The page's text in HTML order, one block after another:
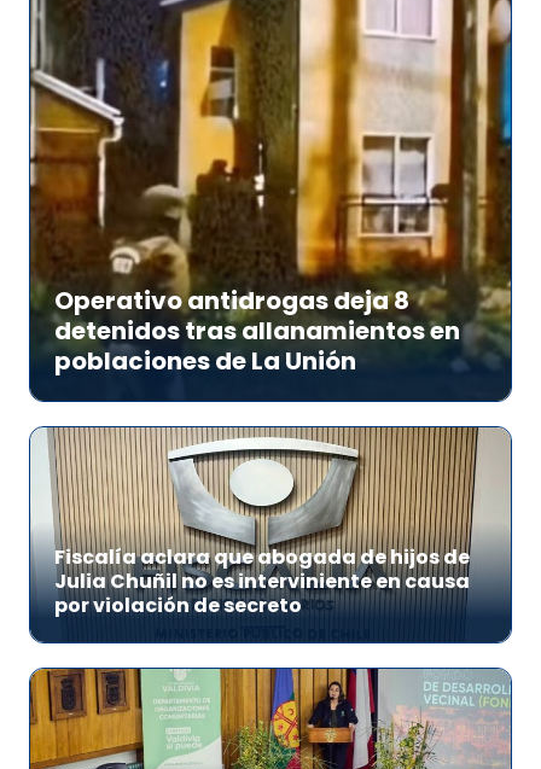
Operativo antidrogas deja 8
detenidos tras allanamientos en
poblaciones de La Unión
Fiscalía aclara que abogada de hijos de
Julia Chuñil no es interviniente en causa
por violación de secreto